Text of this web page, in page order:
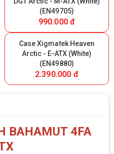
(EN49705)
990.000 đ
Case Xigmatek Heaven
Arctic - E-ATX (White)
(EN49880)
2.390.000 đ
BAHAMUT 4FA